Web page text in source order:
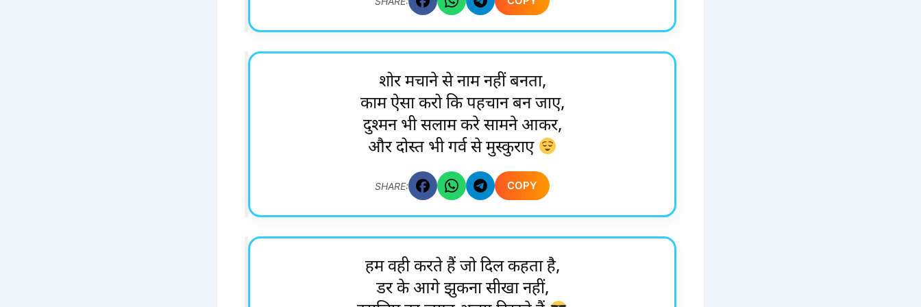
शोर मचाने से नाम नहीं बनता,
काम ऐसा करो कि पहचान बन जाए,
दुश्मन भी सलाम करे सामने आकर,
और दोस्त भी गर्व से मुस्कुराए
SHARE: COPY
हम वही करते हैं जो दिल कहता है,
डर के आगे झुकना सीखा नहीं,